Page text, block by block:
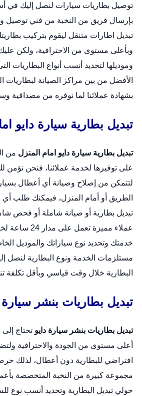
توصيل بطاريات سيارات لنصل إليك في
بإرسال فريق من النخبة من فني توصيل
تبديل اطارات متنقل ليقوم بتركيب
وبأعلى مستوى من الاحترافية، ولكن
وموديلها لتحديد أنسب أنواع البطاريات
الأفضل من بين مراكز الصيانة لبطاريات
بشهادة عملائنا لما نوفره من مصداقية
تبديل بطارية سيارة دايو
تبديل بطارية سيارة دايو امام المنزل من
على توفيرها لخدمة عملائنا، فنحن نؤمن
لتتمكن من إصلاح وصيانة أي أعطال
الطريق أو أمام المنزل، فيمكنك طلب
تبديل بطارية أو صيانة شاملة أو فحص
عملاء مميزة
خدمتك وتحديد نوع سياراتك والموديل
مستلزمات الخدمة ونوع البطارية لنصل
البطارية خلال وقت قياسي وبأقل تكلفة
تبديل بطاريات بنشر سيارة
تبديل بطاريات بنشر سيارة دايو تحتاج
أعلى مستوى من الجودة والاحترافية
افتراضي للبطارية دون أعطال، لذلك
مجموعة كبيرة من النخبة المتخصصة
حولي تبديل البطارية وتحديد أنسب نوع